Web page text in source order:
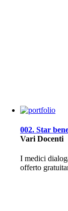
002. Star
Vari Docenti
I medici
offerto